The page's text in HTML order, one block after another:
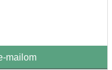
mailom